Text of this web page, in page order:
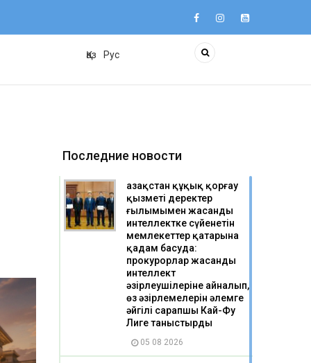
Қаз Рус
Последние новости
Қазақстан құқық қорғау
қызметі деректер
ғылымымен жасанды
интеллектке сүйенетін
мемлекеттер қатарына
қадам басуда:
прокурорлар жасанды
интеллект
әзірлеушілеріне айналып,
өз әзірлемелерін әлемге
әйгілі сарапшы Кай-Фу
Лиге таныстырды
05 08 2026